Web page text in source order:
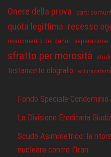
Onere della prova parti comuni
quota legittima recesso
risarcimento dei danni separazione
sfratto per morosità
testamento olografo
voltura
Fondo Speciale
La Divisione Ereditaria
Scudo Asimmetrico: la
nucleare contro l’Iran